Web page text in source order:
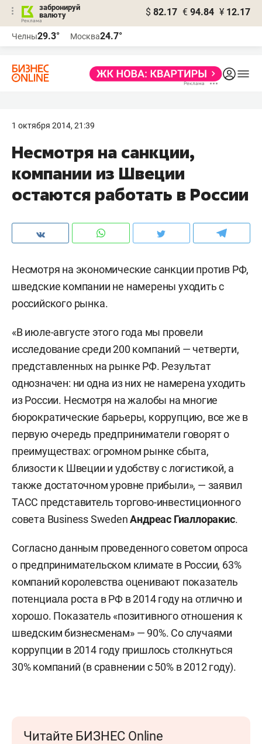
забронируй
валюту
$ 82.17 € 94.84 ¥ 12.17
Челны29.3° Москва24.7°
1 октября 2014, 21:39
Несмотря на санкции,
компании из Швеции
остаются работать в России
Несмотря на экономические санкции против РФ,
шведские компании не намерены уходить с
российского рынка.
«В июле-августе этого года мы провели
исследование среди 200 компаний — четверти,
представленных на рынке РФ. Результат
однозначен: ни одна из них не намерена уходить
из России. Несмотря на жалобы на многие
бюрократические барьеры, коррупцию, все же в
первую очередь предприниматели говорят о
преимуществах: огромном рынке сбыта,
близости к Швеции и удобству с логистикой, а
также достаточном уровне прибыли», — заявил
ТАСС представитель торгово-инвестиционного
совета Business SwedenАндреас Гиаллоракис.
Согласно данным проведенного советом опроса
о предпринимательском климате в России, 63%
компаний королевства оценивают показатель
потенциала роста в РФ в 2014 году на отлично и
хорошо. Показатель «позитивного отношения к
шведским бизнесменам» — 90%. Со случаями
коррупции в 2014 году пришлось столкнуться
30% компаний (в сравнении с 50% в 2012 году).
Читайте БИЗНЕС Online